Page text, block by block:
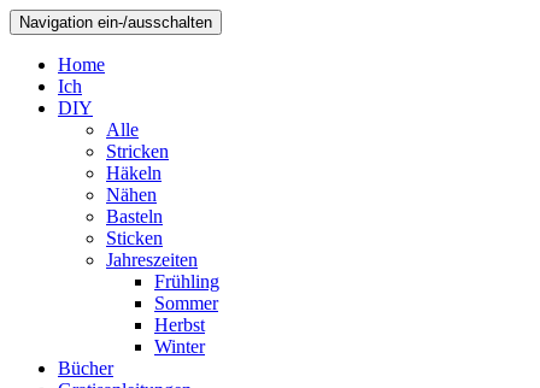
Navigation ein-/ausschalten
Home
Ich
DIY
Alle
Stricken
Häkeln
Nähen
Basteln
Sticken
Jahreszeiten
Frühling
Sommer
Herbst
Winter
Bücher